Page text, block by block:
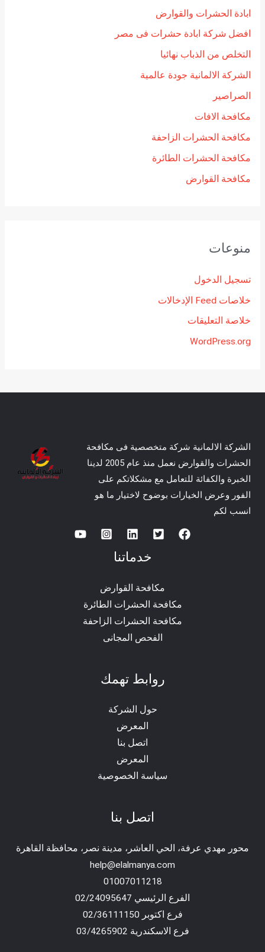
ابادة الحشرات والقوارض
افضل شركة ابادة حشرات فى مصر
التخلص من الذباب نهائيا
الشركة الالمانية جودة عالمية
الصراصير
مكافحة الافات
مكافحة الحشرات الزاحفة
مكافحة الحشرات الطائرة
مكافحة القوارض
منوعات
تسجيل الدخول
خلاصات Feed الإدخالات
خلاصة التعليقات
WordPress.org
الشركة الالمانية شركة متخصصية فى مكافحة
الحشرات والقوارض نعمل منذ عام 2005 لدينا
الخبرة والكفائة للتعامل مع مشكلاتكم على
الفور وعرض الخيارات بوضوح لاختيار ما هو
انسب لكم
خدماتنا
مكافحة القوارض
مكافحة الحشرات الطائرة
مكافحة الحشرات الزاحفة
الفحص المجانى
روابط تهمك
حول الشركة
المعرض
اتصل بنا
المعرض
سياسة الخصوصية
اتصل بنا
محور مهدي عرفة، الحي العاشر، مدينة نصر، محافظة القاهرة‬
help@elalmanya.com
01007011218
الفرع الرئيسي 02/24095647
فرع اكتوبر 02/36111150
فرع الاسكندرية 03/4265902